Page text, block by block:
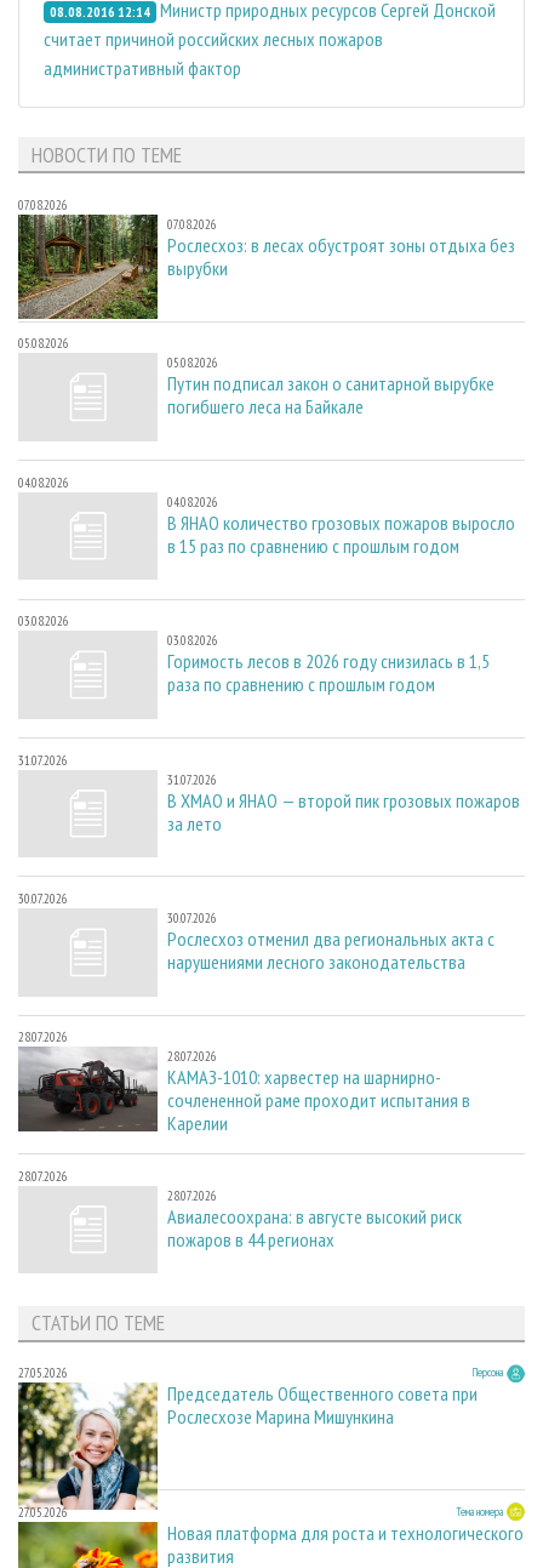
08.08.2016 12:14 Министр природных ресурсов Сергей Донской
считает причиной российских лесных пожаров
административный фактор
НОВОСТИ ПО ТЕМЕ
07.08.2026
07.08.2026
Рослесхоз: в лесах обустроят зоны отдыха без
вырубки
05.08.2026
05.08.2026
Путин подписал закон о санитарной вырубке
погибшего леса на Байкале
04.08.2026
04.08.2026
В ЯНАО количество грозовых пожаров выросло
в 15 раз по сравнению с прошлым годом
03.08.2026
03.08.2026
Горимость лесов в 2026 году снизилась в 1,5
раза по сравнению с прошлым годом
31.07.2026
31.07.2026
В ХМАО и ЯНАО — второй пик грозовых пожаров
за лето
30.07.2026
30.07.2026
Рослесхоз отменил два региональных акта с
нарушениями лесного законодательства
28.07.2026
28.07.2026
КАМАЗ-1010: харвестер на шарнирно-
сочлененной раме проходит испытания в
Карелии
28.07.2026
28.07.2026
Авиалесоохрана: в августе высокий риск
пожаров в 44 регионах
СТАТЬИ ПО ТЕМЕ
27.05.2026 Персона
Председатель Общественного совета при
Рослесхозе Марина Мишункина
27.05.2026 Тема номера
Новая платформа для роста и технологического
развития